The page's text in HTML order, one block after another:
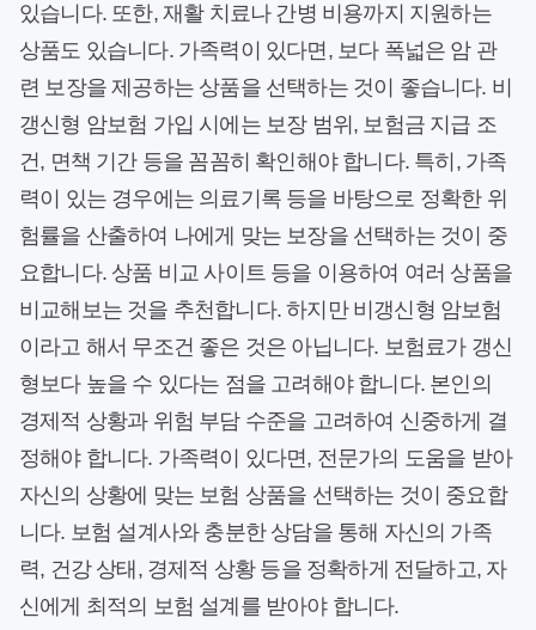
있습니다. 또한, 재활 치료나 간병 비용까지 지원하는
상품도 있습니다. 가족력이 있다면, 보다 폭넓은 암 관
련 보장을 제공하는 상품을 선택하는 것이 좋습니다. 비
갱신형 암보험 가입 시에는 보장 범위, 보험금 지급 조
건, 면책 기간 등을 꼼꼼히 확인해야 합니다. 특히, 가족
력이 있는 경우에는 의료기록 등을 바탕으로 정확한 위
험률을 산출하여 나에게 맞는 보장을 선택하는 것이 중
요합니다. 상품 비교 사이트 등을 이용하여 여러 상품을
비교해보는 것을 추천합니다. 하지만 비갱신형 암보험
이라고 해서 무조건 좋은 것은 아닙니다. 보험료가 갱신
형보다 높을 수 있다는 점을 고려해야 합니다. 본인의
경제적 상황과 위험 부담 수준을 고려하여 신중하게 결
정해야 합니다. 가족력이 있다면, 전문가의 도움을 받아
자신의 상황에 맞는 보험 상품을 선택하는 것이 중요합
니다. 보험 설계사와 충분한 상담을 통해 자신의 가족
력, 건강 상태, 경제적 상황 등을 정확하게 전달하고, 자
신에게 최적의 보험 설계를 받아야 합니다.